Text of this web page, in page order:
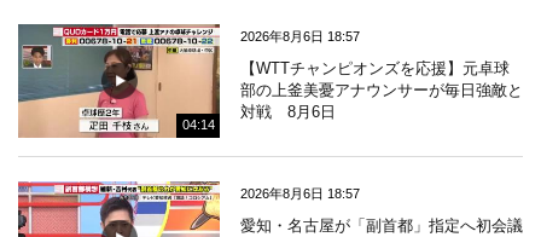
04:14
2026年8月6日 18:57
【WTTチャンピオンズを応援】元卓球
部の上釜美憂アナウンサーが毎日強敵と
対戦 8月6日
2026年8月6日 18:57
愛知・名古屋が「副首都」指定へ初会議